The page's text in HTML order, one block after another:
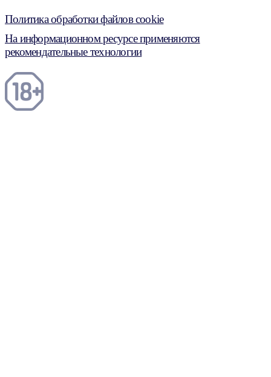
Политика обработки файлов cookie
На информационном ресурсе применяются
рекомендательные технологии